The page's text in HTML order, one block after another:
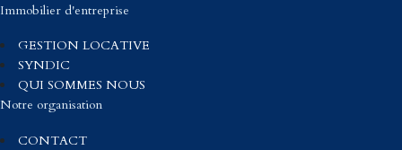
Immobilier d'entreprise
GESTION LOCATIVE
SYNDIC
QUI SOMMES NOUS
Notre organisation
CONTACT